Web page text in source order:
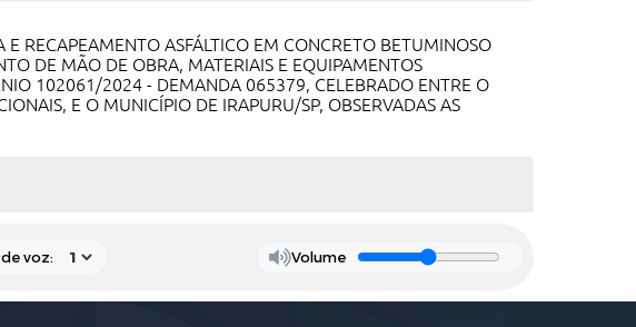
RECAPEAMENTO ASFÁLTICO EM CONCRETO BETUMINOSO
DE MÃO DE OBRA, MATERIAIS E EQUIPAMENTOS
102061/2024 - DEMANDA 065379, CELEBRADO ENTRE O
E O MUNICÍPIO DE IRAPURU/SP, OBSERVADAS AS
voz: Volume